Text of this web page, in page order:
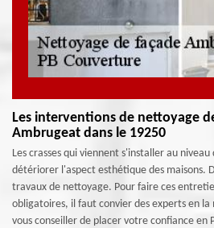
Les interventions de nettoyage
Ambrugeat dans le 19250
Les crasses qui viennent s'installer au
détériorer l'aspect esthétique des maisons.
travaux de nettoyage. Pour faire ces
obligatoires, il faut convier des experts en la
vous conseiller de placer votre confiance en